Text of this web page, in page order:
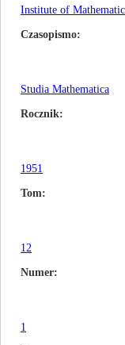
Institute of
Czasopismo
Studia Mathematica
Rocznik
1951
Tom
12
Numer
1